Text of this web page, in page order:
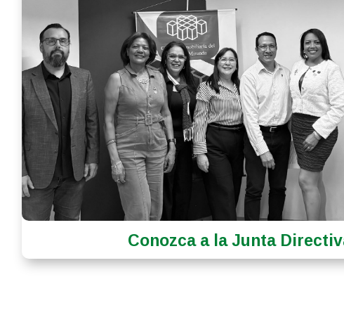
Conozca a la Junta